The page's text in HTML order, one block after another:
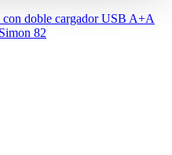
doble cargador USB A+A
82